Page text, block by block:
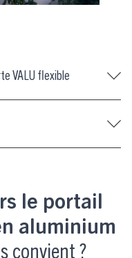
VALU flexible
le portail
aluminium
convient ?